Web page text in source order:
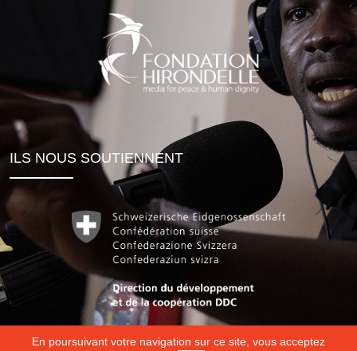
En poursuivant votre navigation sur ce site, vous acceptez
ILS NOUS SOUTIENNENT